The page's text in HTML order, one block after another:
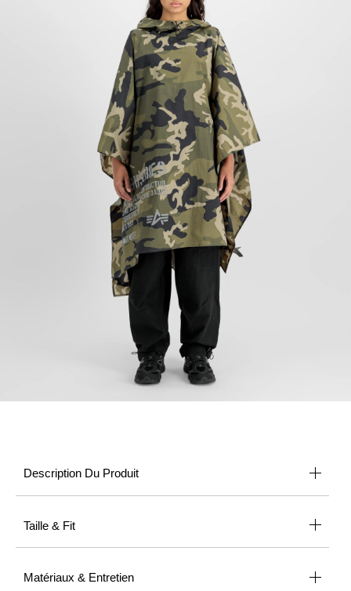
Description Du Produit
Taille & Fit
Matériaux & Entretien